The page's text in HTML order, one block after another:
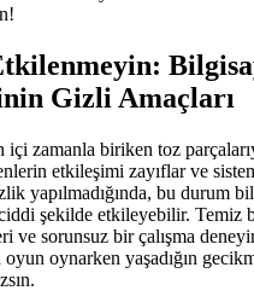
Gizli Amaçları
içi zamanla biriken toz
etkileşimi zayıflar ve
yapılmadığında, bu durum
şekilde etkileyebilir. Temiz
ve sorunsuz bir çalışma
oyun oynarken yaşadığın